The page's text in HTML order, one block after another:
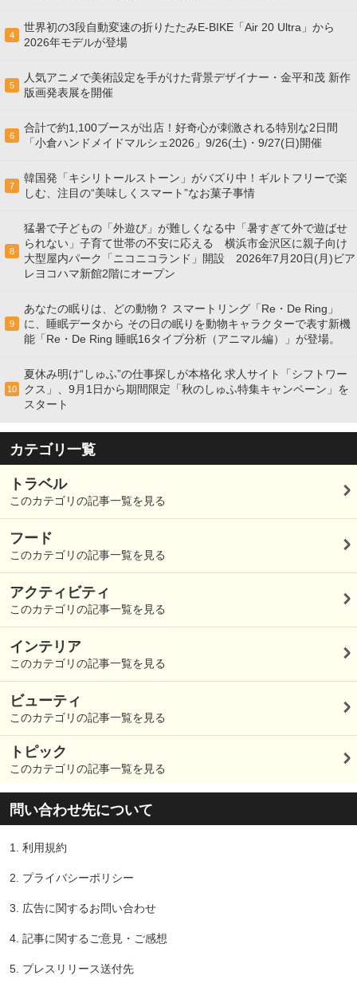
4
世界初の3段自動変速の折りたたみE-BIKE「Air 20 Ultra」から
2026年モデルが登場
5
人気アニメで美術設定を手がけた背景デザイナー・金平和茂 新作
版画発表展を開催
6
合計で約1,100ブースが出店！好奇心が刺激される特別な2日間
「小倉ハンドメイドマルシェ2026」9/26(土)・9/27(日)開催
7
韓国発「キシリトールストーン」がバズり中！ギルトフリーで楽
しむ、注目の“美味しくスマート”なお菓子事情
8
猛暑で子どもの「外遊び」が難しくなる中「暑すぎて外で遊ばせ
られない」子育て世帯の不安に応える 横浜市金沢区に親子向け
大型屋内パーク「ニコニコランド」開設 2026年7月20日(月)ビア
レヨコハマ新館2階にオープン
9
あなたの眠りは、どの動物？ スマートリング「Re・De Ring」
に、睡眠データから その日の眠りを動物キャラクターで表す新機
能「Re・De Ring 睡眠16タイプ分析（アニマル編）」が登場。
10
夏休み明け“しゅふ”の仕事探しが本格化 求人サイト「シフトワー
クス」、9月1日から期間限定「秋のしゅふ特集キャンペーン」を
スタート
カテゴリ一覧
トラベル
このカテゴリの記事一覧を見る
フード
このカテゴリの記事一覧を見る
アクティビティ
このカテゴリの記事一覧を見る
インテリア
このカテゴリの記事一覧を見る
ビューティ
このカテゴリの記事一覧を見る
トピック
このカテゴリの記事一覧を見る
問い合わせ先について
1. 利用規約
2. プライバシーポリシー
3. 広告に関するお問い合わせ
4. 記事に関するご意見・ご感想
5. プレスリリース送付先